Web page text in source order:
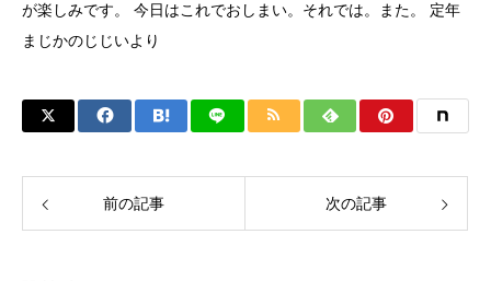
が楽しみです。 今日はこれでおしまい。それでは。また。 定年
まじかのじじいより
前の記事 次の記事